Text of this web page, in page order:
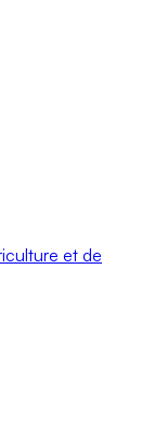
et de